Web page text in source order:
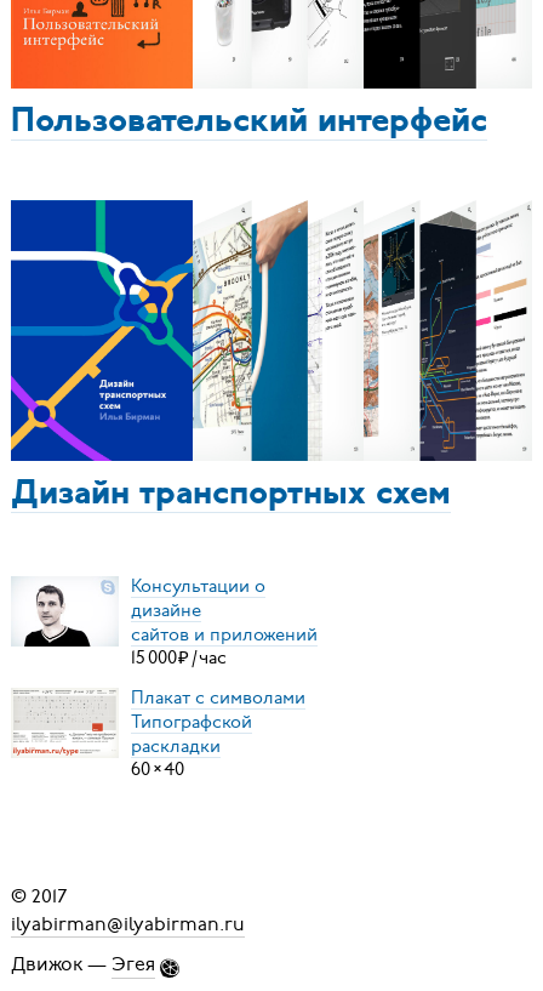
Пользовательский интерфейс
Дизайн транспортных схем
Консультации о
дизайне
сайтов и приложений
15000₽ /час
Плакат с символами
Типографской
раскладки
60×40
© 2017
ilyabirman@ilyabirman.ru
Движок — Эгея